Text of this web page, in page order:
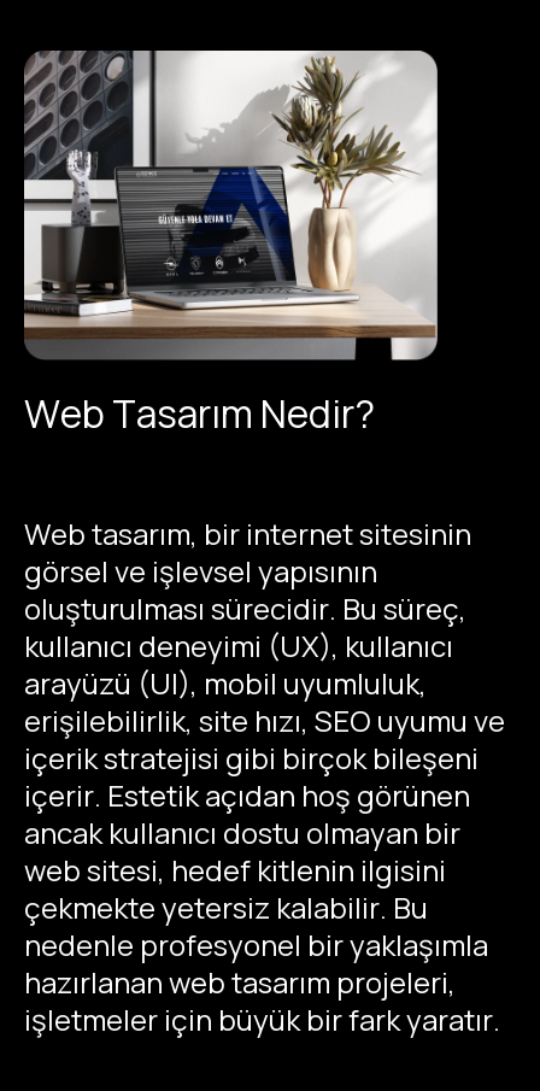
Web Tasarım Nedir?
Web tasarım, bir internet sitesinin
görsel ve işlevsel yapısının
oluşturulması sürecidir. Bu süreç,
kullanıcı deneyimi (UX), kullanıcı
arayüzü (UI), mobil uyumluluk,
erişilebilirlik, site hızı, SEO uyumu ve
içerik stratejisi gibi birçok bileşeni
içerir. Estetik açıdan hoş görünen
ancak kullanıcı dostu olmayan bir
web sitesi, hedef kitlenin ilgisini
çekmekte yetersiz kalabilir. Bu
nedenle profesyonel bir yaklaşımla
hazırlanan web tasarım projeleri,
işletmeler için büyük bir fark yaratır.